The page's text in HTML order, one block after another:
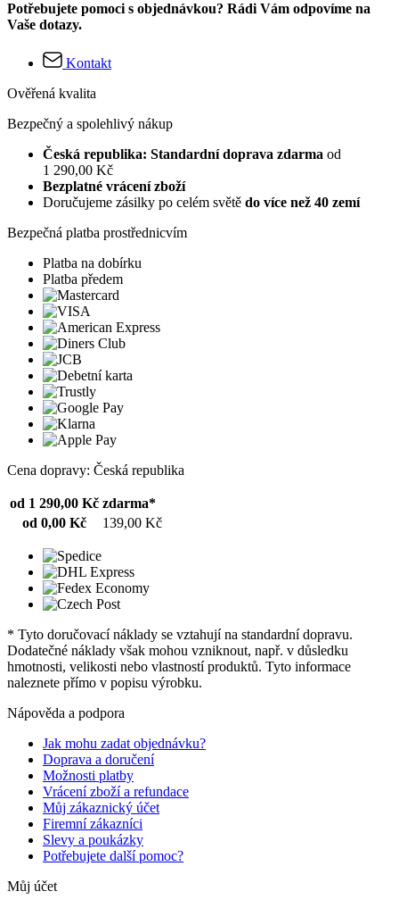
Potřebujete pomoci s objednávkou? Rádi Vám odpovíme na
Vaše dotazy.
Kontakt
Ověřená kvalita
Bezpečný a spolehlivý nákup
Česká republika: Standardní doprava zdarma od
1 290,00 Kč
Bezplatné vrácení zboží
Doručujeme zásilky po celém světě do více než 40 zemí
Bezpečná platba prostřednicvím
Platba na dobírku
Platba předem
Cena dopravy: Česká republika
od 1 290,00 Kč zdarma*
od 0,00 Kč
139,00 Kč
* Tyto doručovací náklady se vztahují na standardní dopravu.
Dodatečné náklady však mohou vzniknout, např. v důsledku
hmotnosti, velikosti nebo vlastností produktů. Tyto informace
naleznete přímo v popisu výrobku.
Nápověda a podpora
Jak mohu zadat objednávku?
Doprava a doručení
Možnosti platby
Vrácení zboží a refundace
Můj zákaznický účet
Firemní zákazníci
Slevy a poukázky
Potřebujete další pomoc?
Můj účet